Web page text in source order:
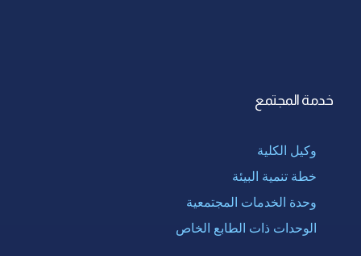
خدمة المجتمع
وكيل الكلية
خطة تنمية البيئة
وحدة الخدمات المجتمعية
الوحدات ذات الطابع الخاص